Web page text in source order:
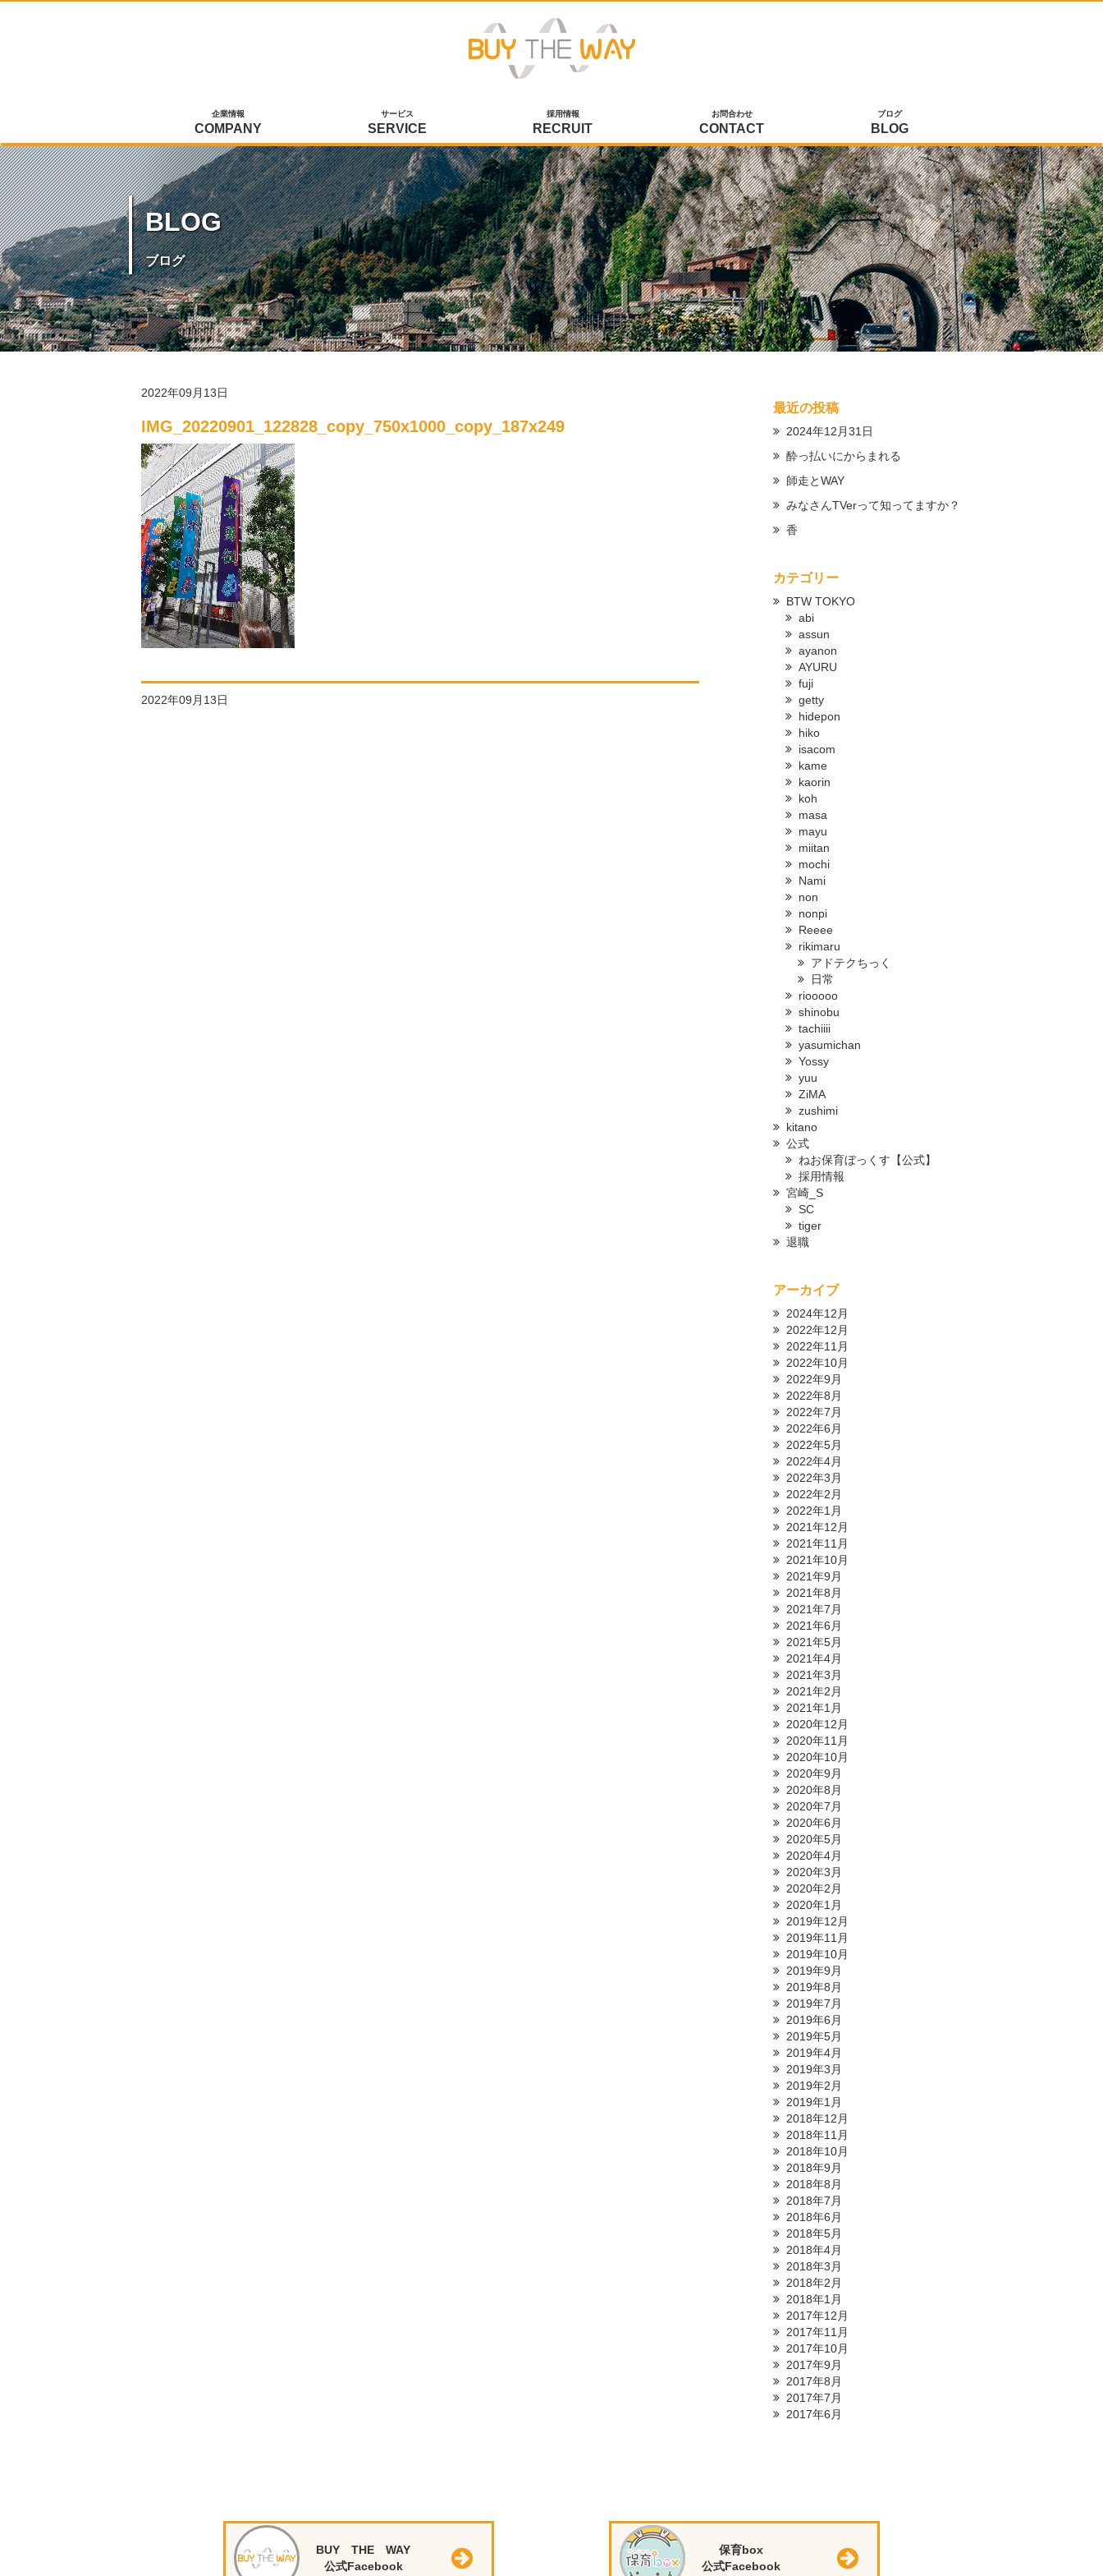
企業情報
COMPANY
サービス
SERVICE
採用情報
RECRUIT
お問合わせ
CONTACT
ブログ
BLOG
BLOG
ブログ
2022年09月13日
IMG_20220901_122828_copy_750x1000_copy_187x249
2022年09月13日
最近の投稿
2024年12月31日
酔っ払いにからまれる
師走とWAY
みなさんTVerって知ってますか？
香
カテゴリー
BTW TOKYO
abi
assun
ayanon
AYURU
fuji
getty
hidepon
hiko
isacom
kame
kaorin
koh
masa
mayu
miitan
mochi
Nami
non
nonpi
Reeee
rikimaru
アドテクちっく
日常
riooooo
shinobu
tachiiii
yasumichan
Yossy
yuu
ZiMA
zushimi
kitano
公式
ねお保育ぼっくす【公式】
採用情報
宮崎_S
SC
tiger
退職
アーカイブ
2024年12月
2022年12月
2022年11月
2022年10月
2022年9月
2022年8月
2022年7月
2022年6月
2022年5月
2022年4月
2022年3月
2022年2月
2022年1月
2021年12月
2021年11月
2021年10月
2021年9月
2021年8月
2021年7月
2021年6月
2021年5月
2021年4月
2021年3月
2021年2月
2021年1月
2020年12月
2020年11月
2020年10月
2020年9月
2020年8月
2020年7月
2020年6月
2020年5月
2020年4月
2020年3月
2020年2月
2020年1月
2019年12月
2019年11月
2019年10月
2019年9月
2019年8月
2019年7月
2019年6月
2019年5月
2019年4月
2019年3月
2019年2月
2019年1月
2018年12月
2018年11月
2018年10月
2018年9月
2018年8月
2018年7月
2018年6月
2018年5月
2018年4月
2018年3月
2018年2月
2018年1月
2017年12月
2017年11月
2017年10月
2017年9月
2017年8月
2017年7月
2017年6月
BUY THE WAY
公式Facebook
保育box
公式Facebook